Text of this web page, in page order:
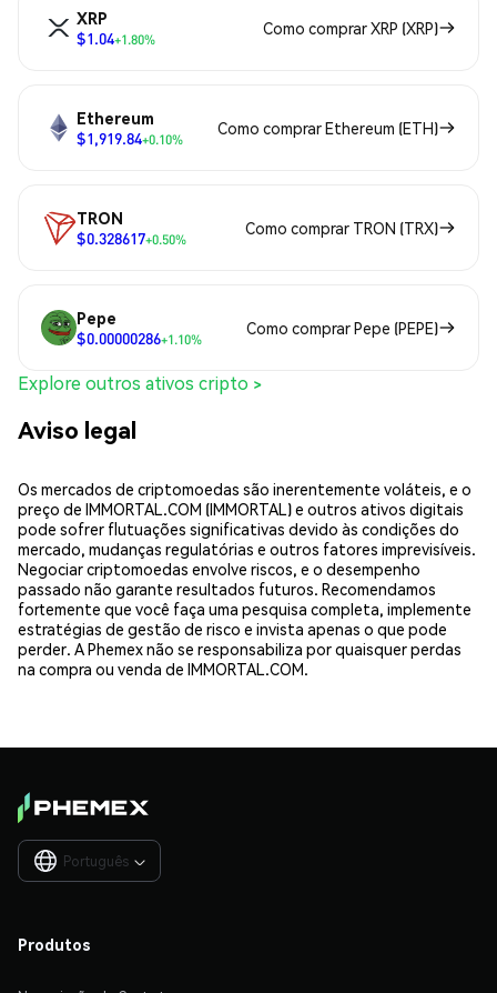
XRP
$1.04+1.80%
Como comprar XRP (XRP)
Ethereum
$1,919.84+0.10%
Como comprar Ethereum (ETH)
TRON
$0.328617+0.50%
Como comprar TRON (TRX)
Pepe
$0.00000286+1.10%
Como comprar Pepe (PEPE)
Explore outros ativos cripto >
Aviso legal
Os mercados de criptomoedas são inerentemente voláteis, e o
preço de IMMORTAL.COM (IMMORTAL) e outros ativos digitais
pode sofrer flutuações significativas devido às condições do
mercado, mudanças regulatórias e outros fatores imprevisíveis.
Negociar criptomoedas envolve riscos, e o desempenho
passado não garante resultados futuros. Recomendamos
fortemente que você faça uma pesquisa completa, implemente
estratégias de gestão de risco e invista apenas o que pode
perder. A Phemex não se responsabiliza por quaisquer perdas
na compra ou venda de IMMORTAL.COM.
Português 
Produtos